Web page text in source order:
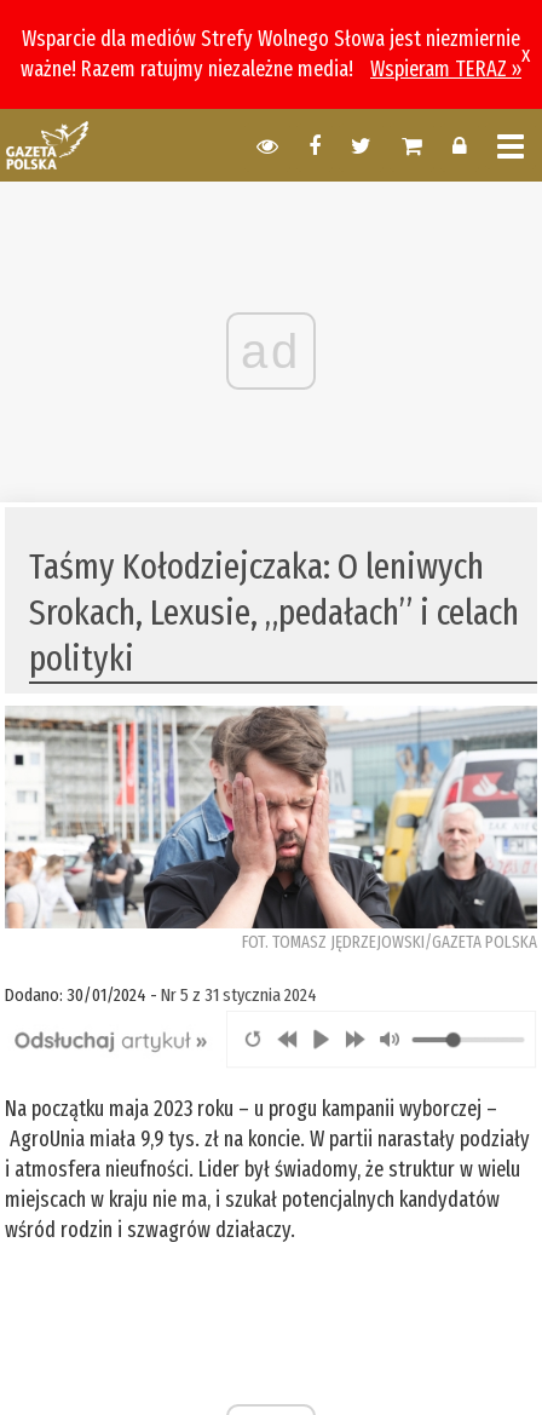
Wsparcie dla mediów Strefy Wolnego Słowa jest niezmiernie
ważne! Razem ratujmy niezależne media!
Wspieram TERAZ »
x
ad
Taśmy Kołodziejczaka: O leniwych
Srokach, Lexusie, „pedałach” i celach
polityki
FOT. TOMASZ JĘDRZEJOWSKI/GAZETA POLSKA
Dodano: 30/01/2024 -Nr 5 z 31 stycznia 2024
Na początku maja 2023 roku – u progu kampanii wyborczej –
AgroUnia miała 9,9 tys. zł na koncie. W partii narastały podziały
i atmosfera nieufności. Lider był świadomy, że struktur w wielu
miejscach w kraju nie ma, i szukał potencjalnych kandydatów
wśród rodzin i szwagrów działaczy.